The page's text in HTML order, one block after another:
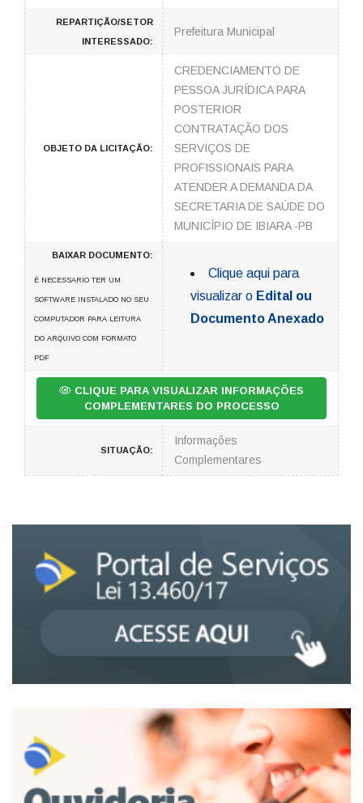
REPARTIÇÃO/SETOR
INTERESSADO:
Prefeitura Municipal
OBJETO DA LICITAÇÃO:
CREDENCIAMENTO DE
PESSOA JURÍDICA PARA
POSTERIOR
CONTRATAÇÃO DOS
SERVIÇOS DE
PROFISSIONAIS PARA
ATENDER A DEMANDA DA
SECRETARIA DE SAÚDE DO
MUNICÍPIO DE IBIARA -PB
BAIXAR DOCUMENTO:
É NECESSARIO TER UM
SOFTWARE INSTALADO NO SEU
COMPUTADOR PARA LEITURA
DO ARQUIVO COM FORMATO
PDF
Clique aqui para
visualizar o Edital ou
Documento Anexado
CLIQUE PARA VISUALIZAR INFORMAÇÕES
COMPLEMENTARES DO PROCESSO
SITUAÇÃO:
Informações
Complementares